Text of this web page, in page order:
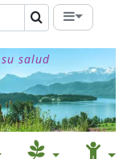
salud